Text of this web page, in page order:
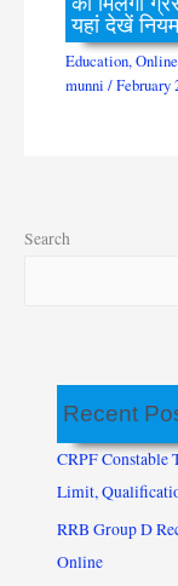
यहां देखें
Education,
munni/February
Search
Recent
CRPF Constable
Limit,
RRB Group D
Online